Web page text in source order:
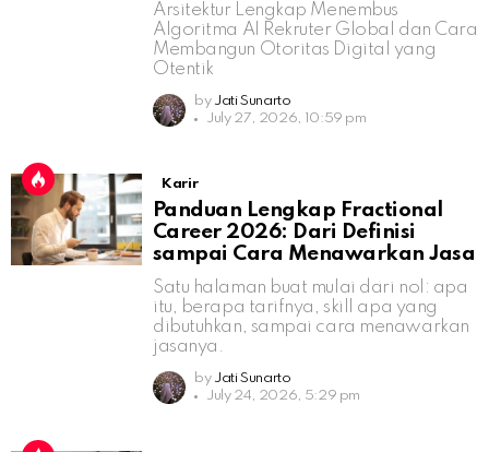
Arsitektur Lengkap Menembus
Algoritma AI Rekruter Global dan Cara
Membangun Otoritas Digital yang
Otentik
by Jati Sunarto
July 27, 2026, 10:59 pm
Karir
Panduan Lengkap Fractional
Career 2026: Dari Definisi
sampai Cara Menawarkan Jasa
Satu halaman buat mulai dari nol: apa
itu, berapa tarifnya, skill apa yang
dibutuhkan, sampai cara menawarkan
jasanya.
by Jati Sunarto
July 24, 2026, 5:29 pm